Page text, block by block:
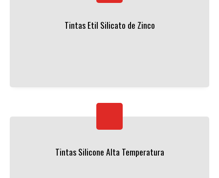
Tintas Etil Silicato de Zinco
Tintas Silicone Alta Temperatura